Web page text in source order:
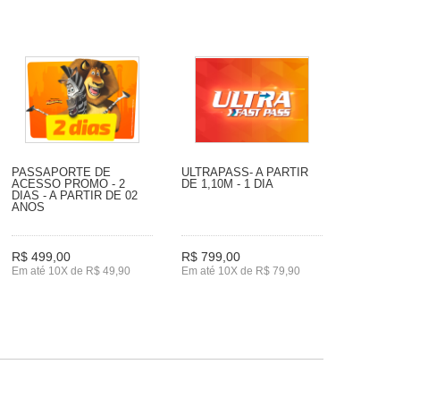
PASSAPORTE DE
ACESSO PROMO - 2
DIAS - A PARTIR DE 02
ANOS
R$ 499,00
Em até 10X de R$ 49,90
ULTRAPASS- A PARTIR
DE 1,10M - 1 DIA
R$ 799,00
Em até 10X de R$ 79,90